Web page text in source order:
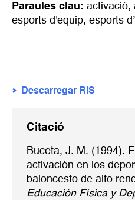
Paraules clau: activació,
esports d'equip, esports
Descarregar RIS
Citació
Buceta, J. M. (1994).
activación en los
baloncesto de alto
Educación Física y